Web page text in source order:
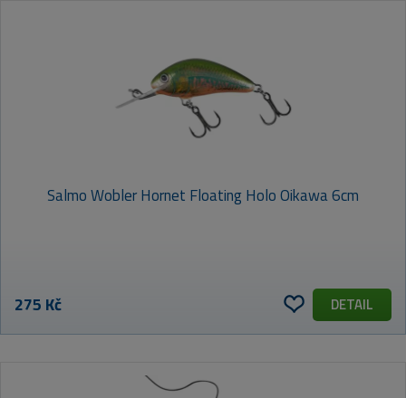
Salmo Wobler Hornet Floating Holo Oikawa 6cm
275 Kč DETAIL